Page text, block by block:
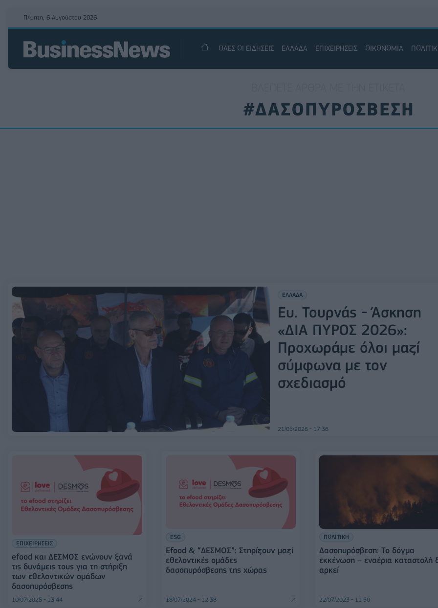
Πέμπτη, 6 Αυγούστου 2026
ΟΛΕΣ ΟΙ ΕΙΔΗΣΕΙΣ ΕΛΛΑΔΑ ΕΠΙΧΕΙΡΗΣΕΙΣ ΟΙΚΟΝΟΜΙΑ
#ΔΑΣΟΠΥΡΟΣΒΕΣΗ
ΕΛΛΑΔΑ
Ευ. Τουρνάς - Άσκηση
«ΔΙΑ ΠΥΡΟΣ 2026»:
Προχωράμε όλοι μαζί
σύμφωνα με τον
σχεδιασμό
21/05/2026 - 17:36
ΕΠΙΧΕΙΡΗΣΕΙΣ
efood και ΔΕΣΜΟΣ ενώνουν ξανά
τις δυνάμεις τους για τη στήριξη
των εθελοντικών ομάδων
δασοπυρόσβεσης
10/07/2025 - 13:44
ESG
Efood & “ΔΕΣΜΟΣ”: Στηρίζουν μαζί
εθελοντικές ομάδες
δασοπυρόσβεσης της χώρας
18/07/2024 - 12:38
ΠΟΛΙΤΙΚΗ
Δασοπυρόσβεση: Το δόγμα
εκκένωση – εναέρια καταστολή
αρκεί
22/07/2023 - 11:50